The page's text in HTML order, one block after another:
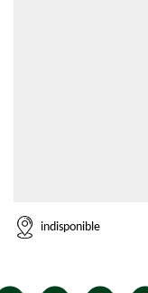
indisponible